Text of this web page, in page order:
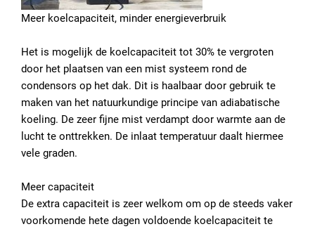
Meer koelcapaciteit, minder energieverbruik
Het is mogelijk de koelcapaciteit tot 30% te vergroten
door het plaatsen van een mist systeem rond de
condensors op het dak. Dit is haalbaar door gebruik te
maken van het natuurkundige principe van adiabatische
koeling. De zeer fijne mist verdampt door warmte aan de
lucht te onttrekken. De inlaat temperatuur daalt hiermee
vele graden.
Meer capaciteit
De extra capaciteit is zeer welkom om op de steeds vaker
voorkomende hete dagen voldoende koelcapaciteit te